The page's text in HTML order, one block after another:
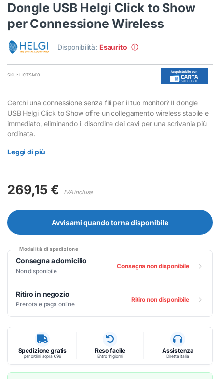
Dongle USB Helgi Click to Show
per Connessione Wireless
Disponibilità: Esaurito ⓘ
SKU: HCTSM10
Cerchi una connessione senza fili per il tuo monitor? Il dongle
USB Helgi Click to Show offre un collegamento wireless stabile e
immediato, eliminando il disordine dei cavi per una scrivania più
ordinata.
Leggi di più
269,15 € IVA inclusa
Avvisami quando torna disponibile
Modalità di spedizione
Consegna a domicilio
Non disponibile
Consegna non disponibile
Ritiro in negozio
Prenota e paga online
Ritiro non disponibile
Spedizione gratis
per ordini sopra €99
Reso facile
Entro 14 giorni
Assistenza
Diretta Italia